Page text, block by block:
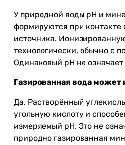
У природной воды pH и
формируются при контакте
источника.
технологически, обычно с
Одинаковый pH не
Газированная вода может
Да. Растворённый
угольную кислоту и
измеряемый pH. Это не
природно газированная